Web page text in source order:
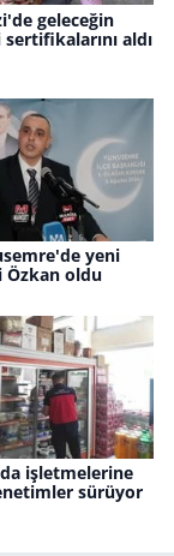
geleceğin
aldı
yeni
Özkan oldu
işletmelerine
sürüyor